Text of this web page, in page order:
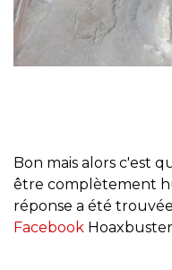
Bon mais alors c'est
être complètement
réponse a été
Facebook